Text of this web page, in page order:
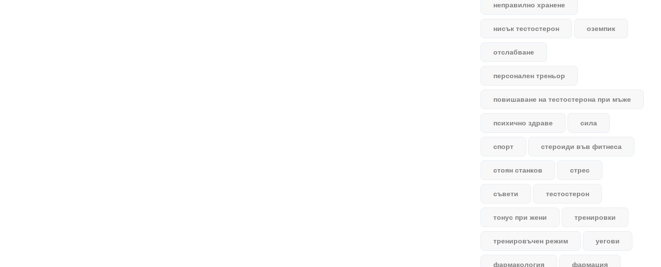
неправилно хранене
нисък тестостерон оземпик
отслабване
персонален треньор
повишаване на тестостерона при мъже
психично здраве сила
спорт стероиди във фитнеса
стоян станков стрес
съвети тестостерон
тонус при жени тренировки
тренировъчен режим уегови
фармакология фармация